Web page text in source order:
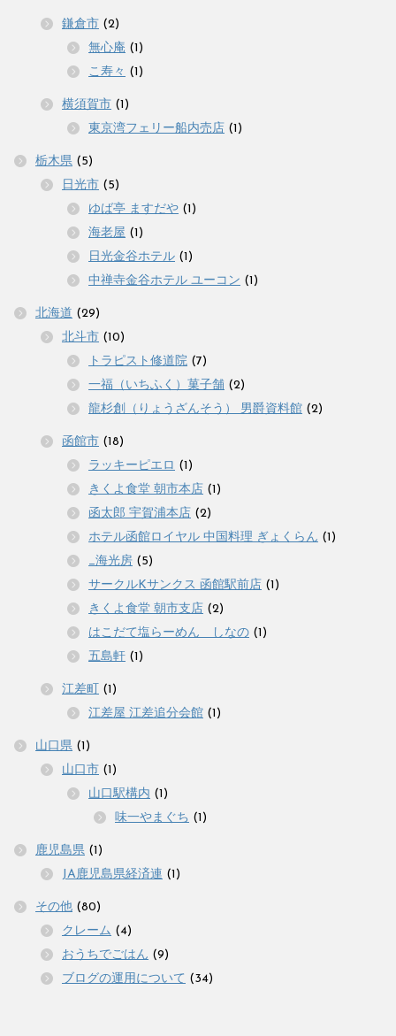
鎌倉市 (2)
無心庵 (1)
こ寿々 (1)
横須賀市 (1)
東京湾フェリー船内売店 (1)
栃木県 (5)
日光市 (5)
ゆば亭 ますだや (1)
海老屋 (1)
日光金谷ホテル (1)
中禅寺金谷ホテル ユーコン (1)
北海道 (29)
北斗市 (10)
トラピスト修道院 (7)
一福（いちふく）菓子舗 (2)
龍杉創（りょうざんそう） 男爵資料館 (2)
函館市 (18)
ラッキーピエロ (1)
きくよ食堂 朝市本店 (1)
函太郎 宇賀浦本店 (2)
ホテル函館ロイヤル 中国料理 ぎょくらん (1)
_海光房 (5)
サークルKサンクス 函館駅前店 (1)
きくよ食堂 朝市支店 (2)
はこだて塩らーめん しなの (1)
五島軒 (1)
江差町 (1)
江差屋 江差追分会館 (1)
山口県 (1)
山口市 (1)
山口駅構内 (1)
味一やまぐち (1)
鹿児島県 (1)
JA鹿児島県経済連 (1)
その他 (80)
クレーム (4)
おうちでごはん (9)
ブログの運用について (34)